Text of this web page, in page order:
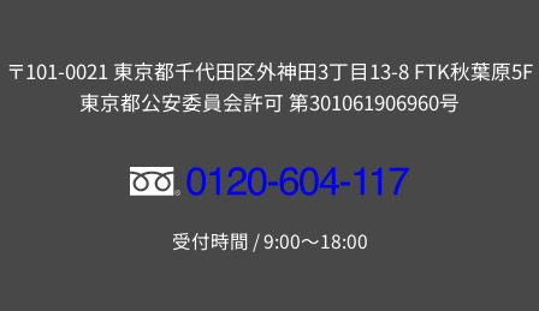
〒101-0021 東京都千代田区外神田3丁目13-8 FTK秋葉原5F
東京都公安委員会許可 第301061906960号
フ
ー
受付時間 / 9:00～18:00